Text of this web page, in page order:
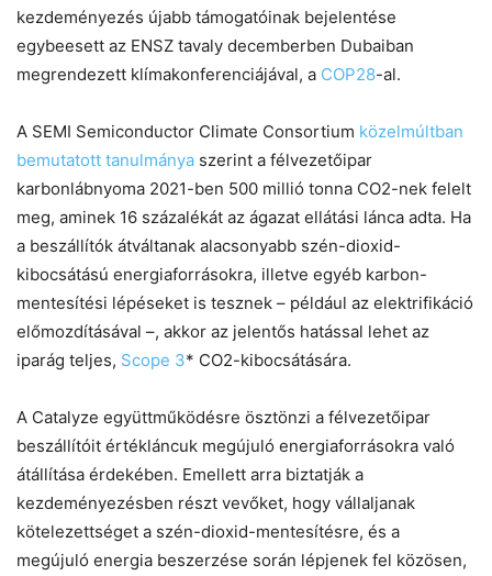
kezdeményezés újabb támogatóinak bejelentése
egybeesett az ENSZ tavaly decemberben Dubaiban
megrendezett klímakonferenciájával, a COP28-al.
A SEMI Semiconductor Climate Consortium közelmúltban
bemutatott tanulmánya szerint a félvezetőipar
karbonlábnyoma 2021-ben 500 millió tonna CO2-nek felelt
meg, aminek 16 százalékát az ágazat ellátási lánca adta. Ha
a beszállítók átváltanak alacsonyabb szén-dioxid-
kibocsátású energiaforrásokra, illetve egyéb karbon-
mentesítési lépéseket is tesznek – például az elektrifikáció
előmozdításával –, akkor az jelentős hatással lehet az
iparág teljes, Scope 3* CO2-kibocsátására.
A Catalyze együttműködésre ösztönzi a félvezetőipar
beszállítóit értékláncuk megújuló energiaforrásokra való
átállítása érdekében. Emellett arra biztatják a
kezdeményezésben részt vevőket, hogy vállaljanak
kötelezettséget a szén-dioxid-mentesítésre, és a
megújuló energia beszerzése során lépjenek fel közösen,